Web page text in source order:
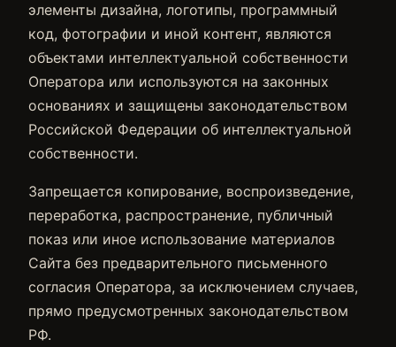
элементы дизайна, логотипы, программный
код, фотографии и иной контент, являются
объектами интеллектуальной собственности
Оператора или используются на законных
основаниях и защищены законодательством
Российской Федерации об интеллектуальной
собственности.
Запрещается копирование, воспроизведение,
переработка, распространение, публичный
показ или иное использование материалов
Сайта без предварительного письменного
согласия Оператора, за исключением случаев,
прямо предусмотренных законодательством
РФ.